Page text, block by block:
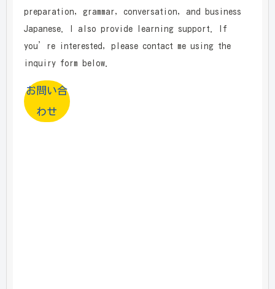
preparation, grammar, conversation, and business
Japanese. I also provide learning support. If
you’re interested, please contact me using the
inquiry form below.
お問い合
わせ